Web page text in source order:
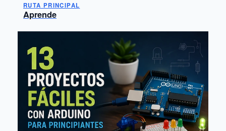
RUTA PRINCIPAL
Aprende